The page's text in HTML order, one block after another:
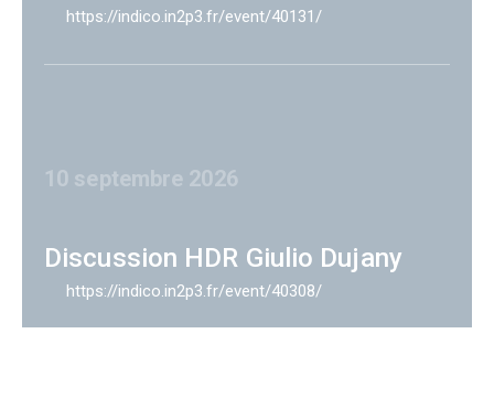
https://indico.in2p3.fr/event/40131/
10 septembre 2026
Discussion HDR Giulio Dujany
https://indico.in2p3.fr/event/40308/